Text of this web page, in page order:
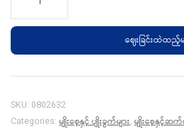
ခရမ်း
ချဉ်
ဈေးခြင်းထဲထ
SKU: 0802632
Categories: မျိုးစေ့နှင့် ပျိုးခွက်များ မျိုးစေ့နှင့်ဆ